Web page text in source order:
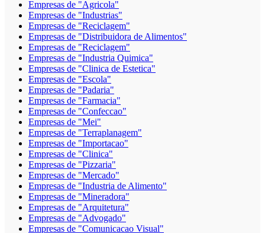
Empresas de "Agricola"
Empresas de "Industrias"
Empresas de "Reciclagem"
Empresas de "Distribuidora de Alimentos"
Empresas de "Reciclagem"
Empresas de "Industria Quimica"
Empresas de "Clinica de Estetica"
Empresas de "Escola"
Empresas de "Padaria"
Empresas de "Farmacia"
Empresas de "Confeccao"
Empresas de "Mei"
Empresas de "Terraplanagem"
Empresas de "Importacao"
Empresas de "Clinica"
Empresas de "Pizzaria"
Empresas de "Mercado"
Empresas de "Industria de Alimento"
Empresas de "Mineradora"
Empresas de "Arquitetura"
Empresas de "Advogado"
Empresas de "Comunicacao Visual"